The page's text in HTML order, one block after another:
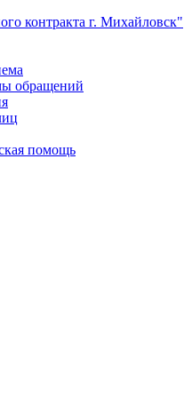
контракта г. Михайловск"
обращений
помощь